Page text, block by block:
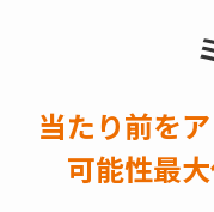
当たり前を
可能性最